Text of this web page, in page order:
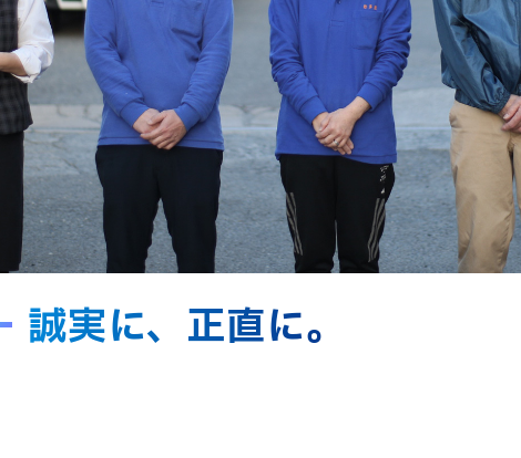
誠実に、正直に。